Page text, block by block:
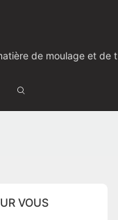
de moulage et de
CONTACTEZ-NOUS
VOUS